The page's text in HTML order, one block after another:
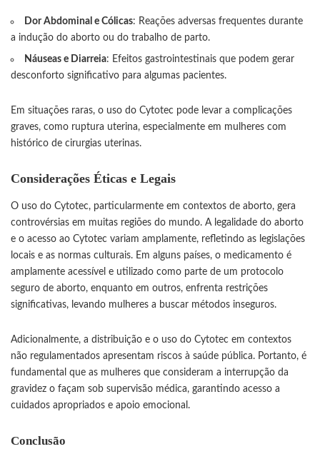
Dor Abdominal e Cólicas: Reações adversas frequentes durante
a indução do aborto ou do trabalho de parto.
Náuseas e Diarreia: Efeitos gastrointestinais que podem gerar
desconforto significativo para algumas pacientes.
Em situações raras, o uso do Cytotec pode levar a complicações
graves, como ruptura uterina, especialmente em mulheres com
histórico de cirurgias uterinas.
Considerações Éticas e Legais
O uso do Cytotec, particularmente em contextos de aborto, gera
controvérsias em muitas regiões do mundo. A legalidade do aborto
e o acesso ao Cytotec variam amplamente, refletindo as legislações
locais e as normas culturais. Em alguns países, o medicamento é
amplamente acessível e utilizado como parte de um protocolo
seguro de aborto, enquanto em outros, enfrenta restrições
significativas, levando mulheres a buscar métodos inseguros.
Adicionalmente, a distribuição e o uso do Cytotec em contextos
não regulamentados apresentam riscos à saúde pública. Portanto, é
fundamental que as mulheres que consideram a interrupção da
gravidez o façam sob supervisão médica, garantindo acesso a
cuidados apropriados e apoio emocional.
Conclusão